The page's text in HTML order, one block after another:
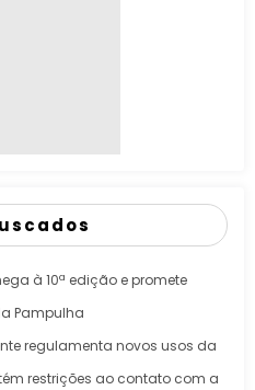
à 10ª edição e promete
Pampulha
regulamenta novos usos da
restrições ao contato com a